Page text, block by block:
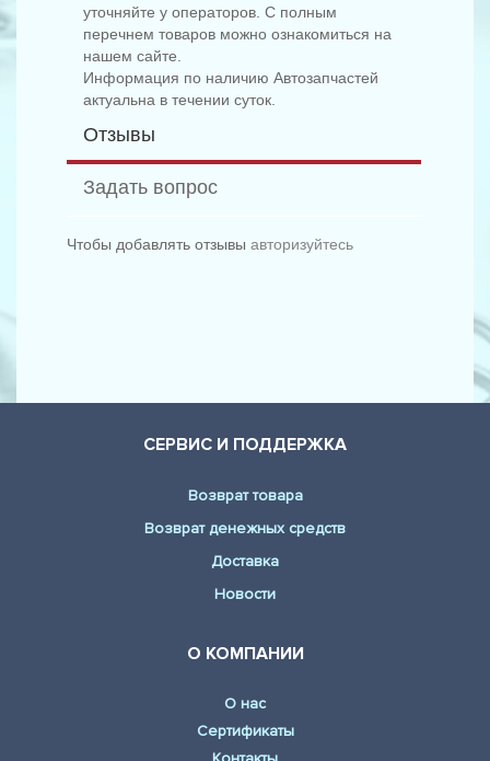
уточняйте у операторов. С полным
перечнем товаров можно ознакомиться на
нашем сайте.
Информация по наличию Автозапчастей
актуальна в течении суток.
Отзывы
Задать вопрос
Чтобы добавлять отзывы авторизуйтесь
СЕРВИС И ПОДДЕРЖКА
Возврат товара
Возврат денежных средств
Доставка
Новости
О КОМПАНИИ
О нас
Сертификаты